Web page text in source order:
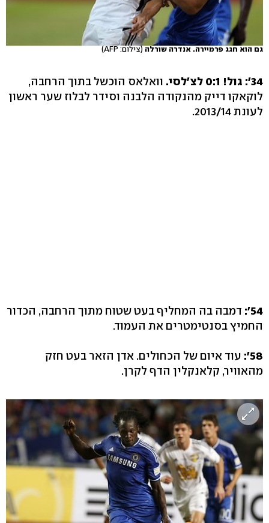
גם הוא חגג פרמיירה. אנדרה שורלה(צילום: AFP)
34': גול! 0:1 לצ'לסי.
וואלאס הוכשל בתוך הרחבה,
לוקאקו דייק מהנקודה הלבנה וסידר לבלוז שער ראשון
לעונת 2013/14.
54':
דמבה בה המחליף בעט שטוח מתוך הרחבה, הכדור
החמיץ בסנטימטרים את העמוד.
58':
עוד איום של הכחולים. אדן הזאר בעט חזק
מהאוויר, קלאנקלין הדף לקרן.